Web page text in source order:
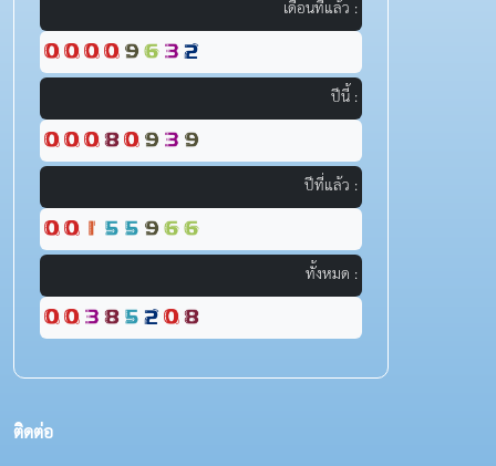
เดือนที่แล้ว :
ปีนี้ :
ปีที่แล้ว :
ทั้งหมด :
ติดต่อ